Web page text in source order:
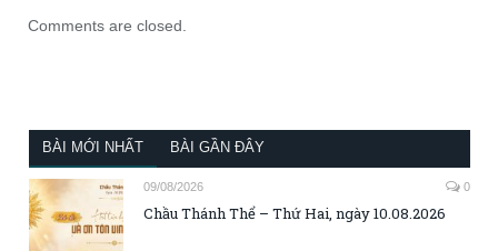
Comments are closed.
BÀI MỚI NHẤT BÀI GẦN ĐÂY
09/08/2026 0
Chầu Thánh Thể – Thứ Hai, ngày 10.08.2026